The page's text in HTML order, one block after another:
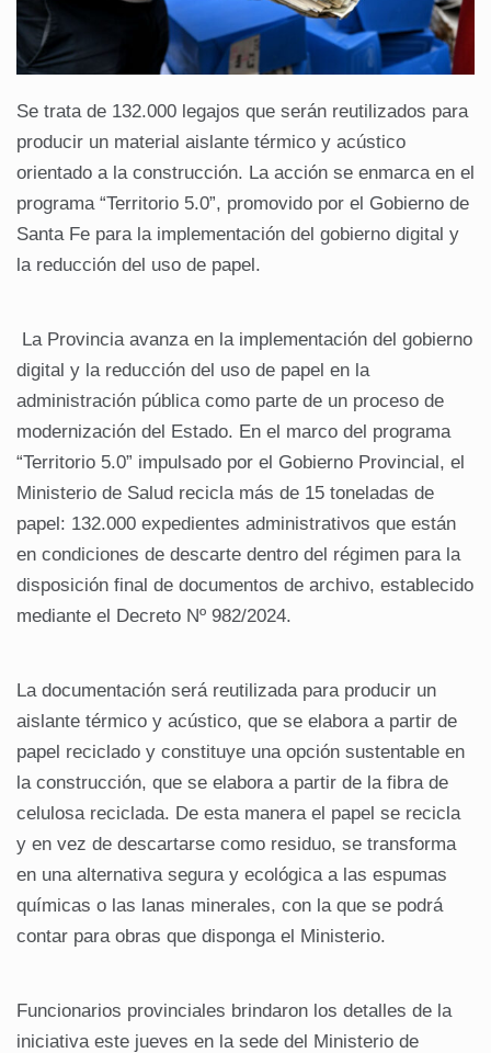
Se trata de 132.000 legajos que serán reutilizados para
producir un material aislante térmico y acústico
orientado a la construcción. La acción se enmarca en el
programa “Territorio 5.0”, promovido por el Gobierno de
Santa Fe para la implementación del gobierno digital y
la reducción del uso de papel.
La Provincia avanza en la implementación del gobierno
digital y la reducción del uso de papel en la
administración pública como parte de un proceso de
modernización del Estado. En el marco del programa
“Territorio 5.0” impulsado por el Gobierno Provincial, el
Ministerio de Salud recicla más de 15 toneladas de
papel: 132.000 expedientes administrativos que están
en condiciones de descarte dentro del régimen para la
disposición final de documentos de archivo, establecido
mediante el Decreto Nº 982/2024.
La documentación será reutilizada para producir un
aislante térmico y acústico, que se elabora a partir de
papel reciclado y constituye una opción sustentable en
la construcción, que se elabora a partir de la fibra de
celulosa reciclada. De esta manera el papel se recicla
y en vez de descartarse como residuo, se transforma
en una alternativa segura y ecológica a las espumas
químicas o las lanas minerales, con la que se podrá
contar para obras que disponga el Ministerio.
Funcionarios provinciales brindaron los detalles de la
iniciativa este jueves en la sede del Ministerio de